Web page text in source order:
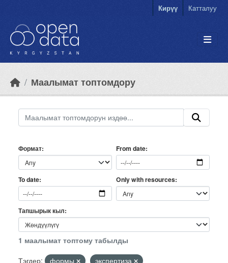
Кирүү Катталуу
Маалымат топтомдору
Формат From date
To date Only with resources
Тапшырык кыл
1 маалымат топтому табылды
Тэгдер:
формы
экспертиза